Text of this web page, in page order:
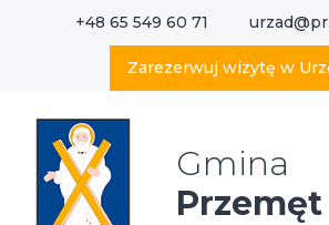
+48 65 549 60 71
Zarezerwuj wizytę w
Gmina
Przemęt
Wyszukaj w serwisie